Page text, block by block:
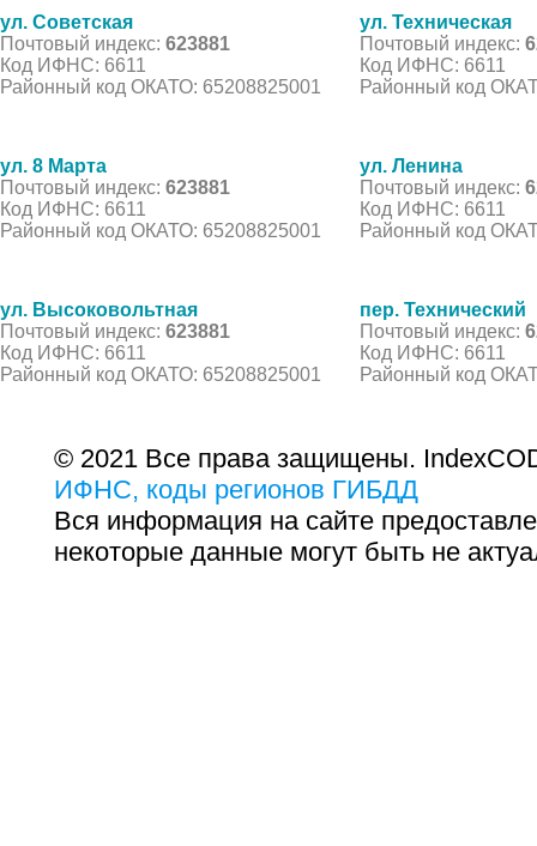
ул. Советская
Почтовый индекс: 623881
Код ИФНС: 6611
Районный код ОКАТО: 65208825001
ул. Техническая
Почтовый индекс:
Код ИФНС: 6611
Районный код
ул. 8 Марта
Почтовый индекс: 623881
Код ИФНС: 6611
Районный код ОКАТО: 65208825001
ул. Ленина
Почтовый индекс:
Код ИФНС: 6611
Районный код
ул. Высоковольтная
Почтовый индекс: 623881
Код ИФНС: 6611
Районный код ОКАТО: 65208825001
пер. Технический
Почтовый индекс:
Код ИФНС: 6611
Районный код
© 2021 Все права защищены.
ИФНС, коды регионов ГИБДД
Вся информация на сайте
некоторые данные могут быть не